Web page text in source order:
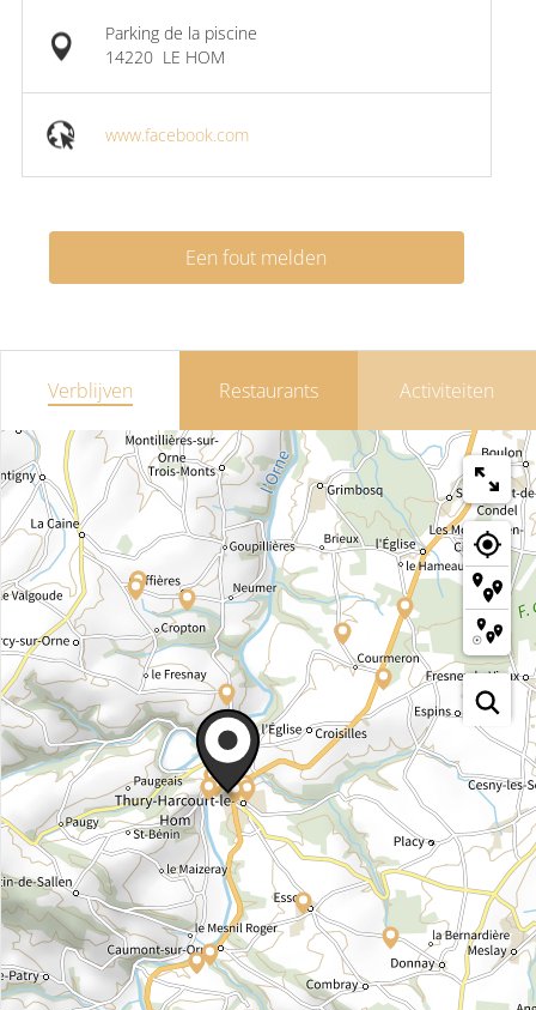
Parking de la piscine
14220 LE HOM
www.facebook.com
Een fout melden
Verblijven Restaurants Activiteiten